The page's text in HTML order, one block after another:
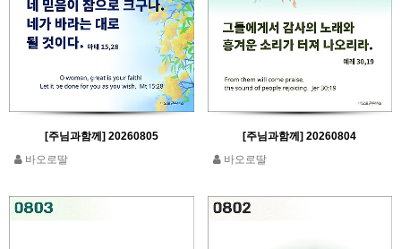
[주님과함께] 20260805
바오로딸
[주님과함께] 20260804
바오로딸